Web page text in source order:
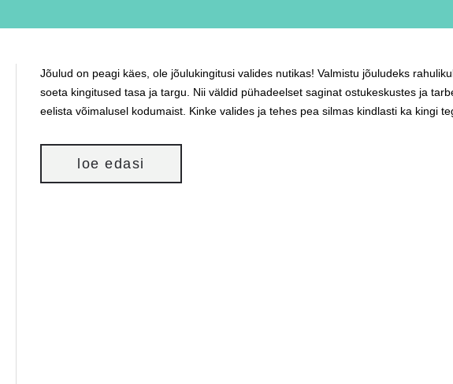
Jõulud on peagi käes, ole jõulukingitusi valides nutikas! Valmistu jõuludeks
soeta kingitused tasa ja targu. Nii väldid pühadeelset saginat ostukeskustes ja
eelista võimalusel kodumaist. Kinke valides ja tehes pea silmas kindlasti ka kingi
loe edasi